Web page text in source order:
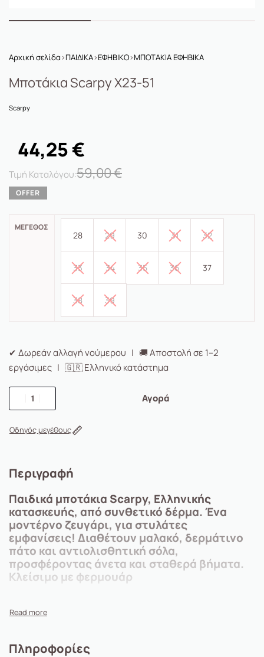
Αρχική σελίδα›ΠΑΙΔΙΚΑ›ΕΦΗΒΙΚΟ›ΜΠΟΤΑΚΙΑ ΕΦΗΒΙΚΑ
Μποτάκια Scarpy X23-51
Scarpy
59,00€
44,25€
ΜΈΓΕΘΟΣ
28 29 30 31 32
33 34 35 36 37
38 39
✔ Δωρεάν αλλαγή νούμερου | 🚚 Αποστολή σε 1–2
εργάσιμες | 🇬🇷 Ελληνικό κατάστημα
Αγορά
Οδηγός μεγέθους
Περιγραφή
Παιδικά μποτάκια Scarpy, Ελληνικής
κατασκευής, από συνθετικό δέρμα. Ένα
μοντέρνο ζευγάρι, για στυλάτες
εμφανίσεις! Διαθέτουν μαλακό, δερμάτινο
πάτο και αντιολισθητική σόλα,
προσφέροντας άνετα και σταθερά βήματα.
Κλείσιμο με φερμουάρ
Πληροφορίες